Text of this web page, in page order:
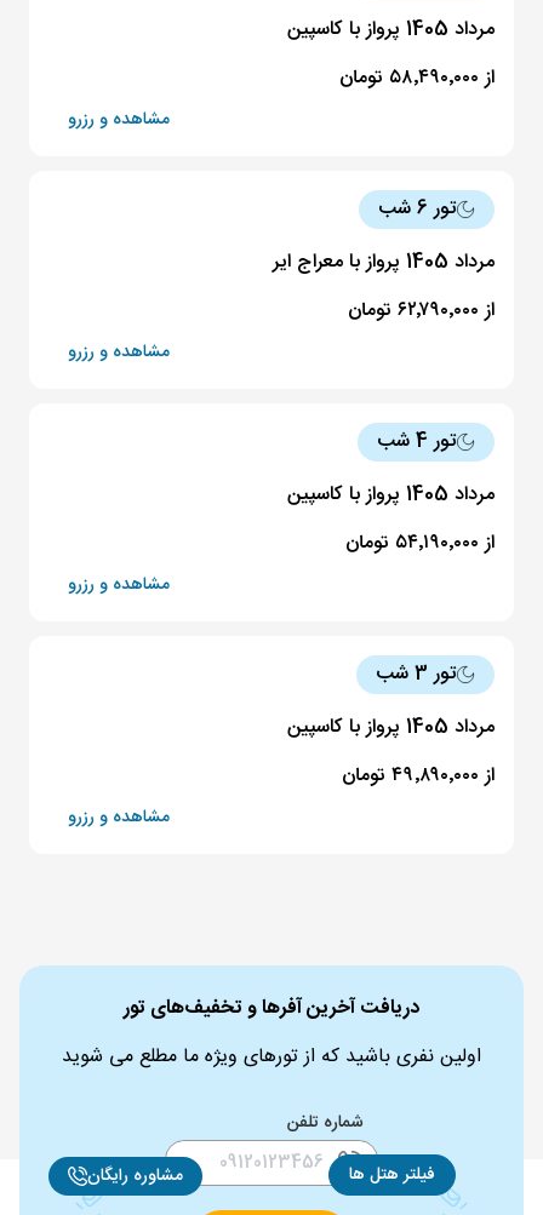
فیلتر هتل ها
مرداد 1405 پرواز با کاسپین
از ۵۸٬۴۹۰٬۰۰۰ تومان
مشاهده و رزرو
تور 6 شب
مرداد 1405 پرواز با معراج ایر
از ۶۲٬۷۹۰٬۰۰۰ تومان
مشاهده و رزرو
تور 4 شب
مرداد 1405 پرواز با کاسپین
از ۵۴٬۱۹۰٬۰۰۰ تومان
مشاهده و رزرو
تور 3 شب
مرداد 1405 پرواز با کاسپین
از ۴۹٬۸۹۰٬۰۰۰ تومان
مشاهده و رزرو
مشاوره رایگان
دریافت آخرین آفرها و تخفیف‌های تور
اولین نفری باشید که از تورهای ویژه ما مطلع می شوید
شماره تلفن